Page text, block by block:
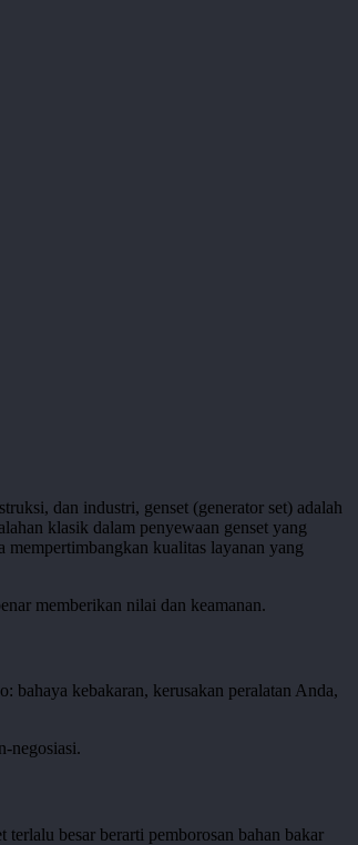
dan industri, genset (generator set) adalah
klasik dalam penyewaan genset yang
mempertimbangkan kualitas layanan yang
memberikan nilai dan keamanan.
bahaya kebakaran, kerusakan peralatan Anda,
negosiasi.
besar berarti pemborosan bahan bakar